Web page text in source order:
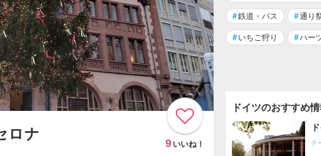
ロナ
9 いいね！
#鉄道・バス #通り
# いちご狩り #ハー
ドイツのおすすめ
テ